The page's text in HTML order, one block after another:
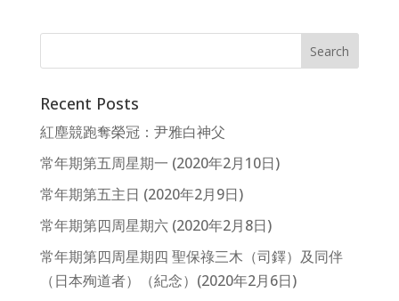
Recent Posts
紅塵競跑奪榮冠：尹雅白神父
常年期第五周星期一 (2020年2月10日)
常年期第五主日 (2020年2月9日)
常年期第四周星期六 (2020年2月8日)
常年期第四周星期四 聖保祿三木（司鐸）及同伴
（日本殉道者）（紀念）(2020年2月6日)